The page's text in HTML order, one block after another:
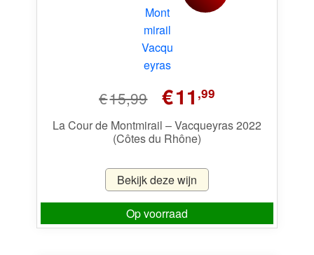
€15,99
Oorspronkelijke
prijs
was:
€15,99.
€11 ,99Huidige
is:
La Cour de Montmirail – Vacqueyras 2022
(Côtes du Rhône)
Bekijk deze wijn
Op voorraad